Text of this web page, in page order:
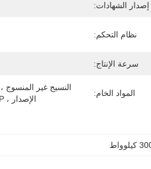
إصدار الشهادات:
نظام التحكم:
سرعة الإنتاج:
المواد الخام:
الإصدار ، SAP ، لب الزغب